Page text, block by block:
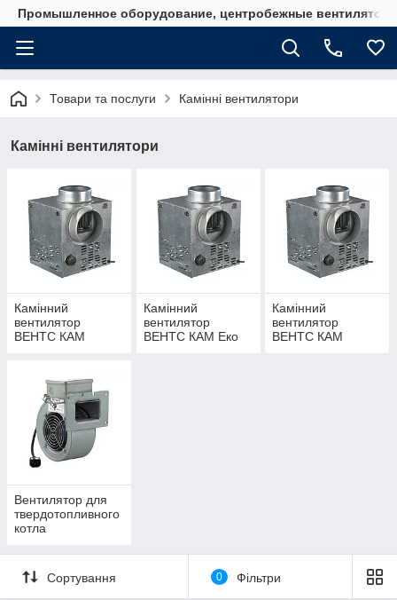
Промышленное оборудование, центробежные
Товари та послуги Камінні вентилятори
Камінні вентилятори
Камінний
вентилятор
ВЕНТС КАМ
Камінний
вентилятор
ВЕНТС КАМ Еко
Камінний
вентилятор
ВЕНТС КАМ
Вентилятор для
твердотопливного
котла
Сортування 0 Фільтри